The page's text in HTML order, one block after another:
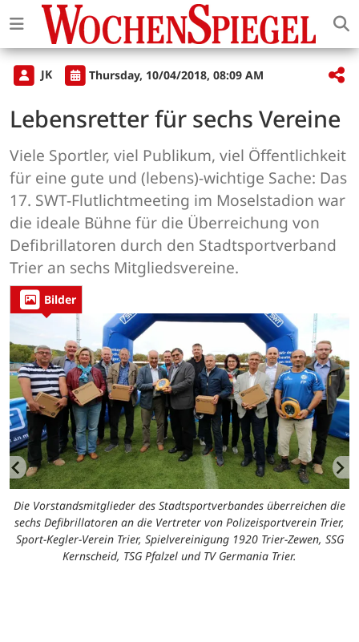
JK Thursday, 10/04/2018, 08:09 AM
Lebensretter für sechs Vereine
Viele Sportler, viel Publikum, viel Öffentlichkeit
für eine gute und (lebens)-wichtige Sache: Das
17. SWT-Flutlichtmeeting im Moselstadion war
die ideale Bühne für die Überreichung von
Defibrillatoren durch den Stadtsportverband
Trier an sechs Mitgliedsvereine.
Bilder
Die Vorstandsmitglieder des Stadtsportverbandes überreichen die
sechs Defibrillatoren an die Vertreter von Polizeisportverein Trier,
Sport-Kegler-Verein Trier, Spielvereinigung 1920 Trier-Zewen, SSG
Kernscheid, TSG Pfalzel und TV Germania Trier.